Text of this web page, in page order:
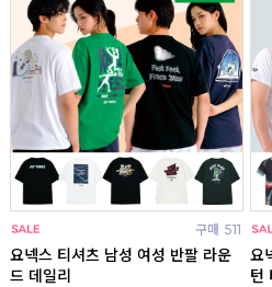
구매 511
요넥스 티셔츠 남성 여성 반팔 라운
드 데일리
요
턴